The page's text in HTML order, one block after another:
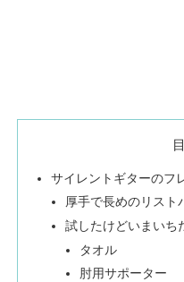
サイレントギターのフ
厚手で長めのリスト
試したけどいまいち
タオル
肘用サポーター